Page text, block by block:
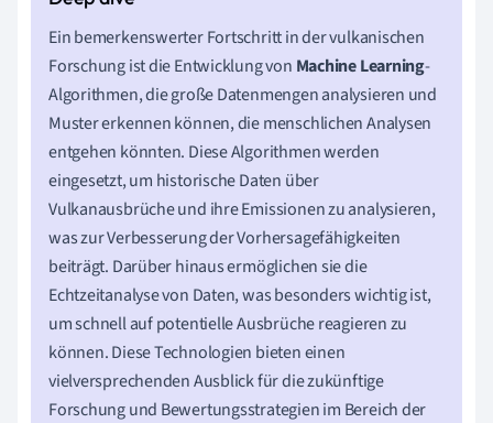
Ein bemerkenswerter Fortschritt in der vulkanischen
Forschung ist die Entwicklung von Machine Learning-
Algorithmen, die große Datenmengen analysieren und
Muster erkennen können, die menschlichen Analysen
entgehen könnten. Diese Algorithmen werden
eingesetzt, um historische Daten über
Vulkanausbrüche und ihre Emissionen zu analysieren,
was zur Verbesserung der Vorhersagefähigkeiten
beiträgt. Darüber hinaus ermöglichen sie die
Echtzeitanalyse von Daten, was besonders wichtig ist,
um schnell auf potentielle Ausbrüche reagieren zu
können. Diese Technologien bieten einen
vielversprechenden Ausblick für die zukünftige
Forschung und Bewertungsstrategien im Bereich der